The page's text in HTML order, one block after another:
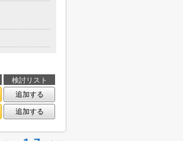
検討リスト
追加する
追加する